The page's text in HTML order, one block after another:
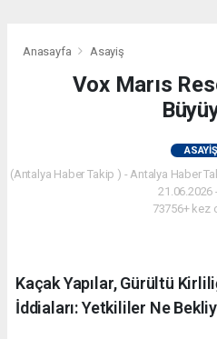
Anasayfa Asayiş
Vox Marıs
ASAYIŞ
(Antalya Haber Takip ) - Antalya Haber
21.06.2026
73756+ kez
Kaçak Yapılar, Gürültü
İddiaları: Yetkililer Ne